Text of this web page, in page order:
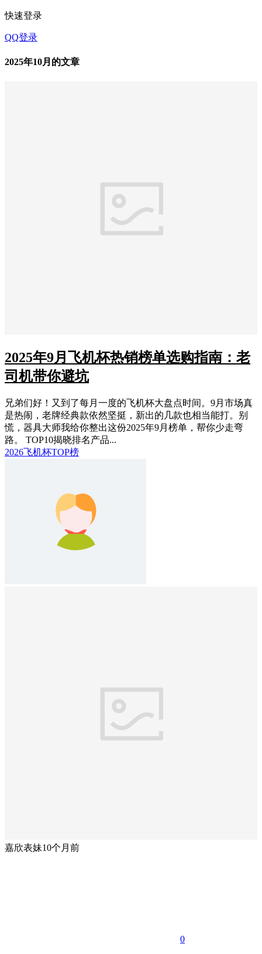
快速登录
QQ登录
2025年10月的文章
2025年9月飞机杯热销榜单选购指南：老
司机带你避坑
兄弟们好！又到了每月一度的飞机杯大盘点时间。9月市场真
是热闹，老牌经典款依然坚挺，新出的几款也相当能打。别
慌，器具大师我给你整出这份2025年9月榜单，帮你少走弯
路。 TOP10揭晓排名产品...
2026飞机杯TOP榜
嘉欣表妹10个月前
0